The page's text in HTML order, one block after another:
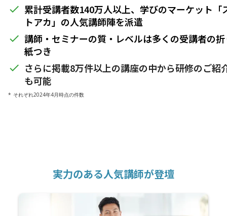
done 累計受講者数140万人以上、学びのマーケット「
トアカ」の人気講師陣を派遣
done 講師・セミナーの質・レベルは多くの受講者の
紙つき
done さらに掲載8万件以上の講座の中から研修のご紹
も可能
* それぞれ2024年4月時点の件数
実力のある人気講師が登壇